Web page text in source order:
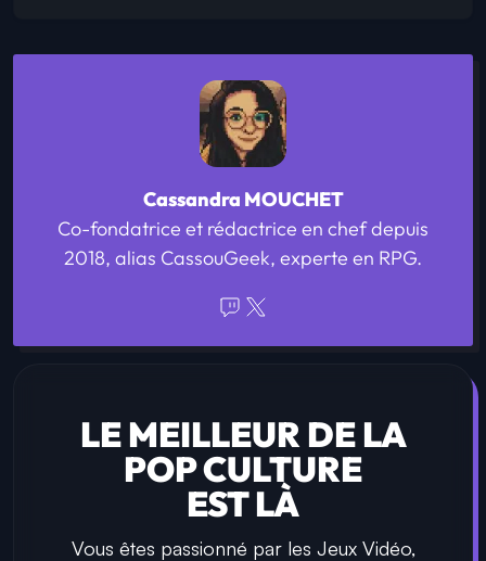
Cassandra MOUCHET
Co-fondatrice et rédactrice en chef depuis
2018, alias CassouGeek, experte en RPG.
LE MEILLEUR DE LA
POP CULTURE
EST LÀ
Vous êtes passionné par les Jeux Vidéo,